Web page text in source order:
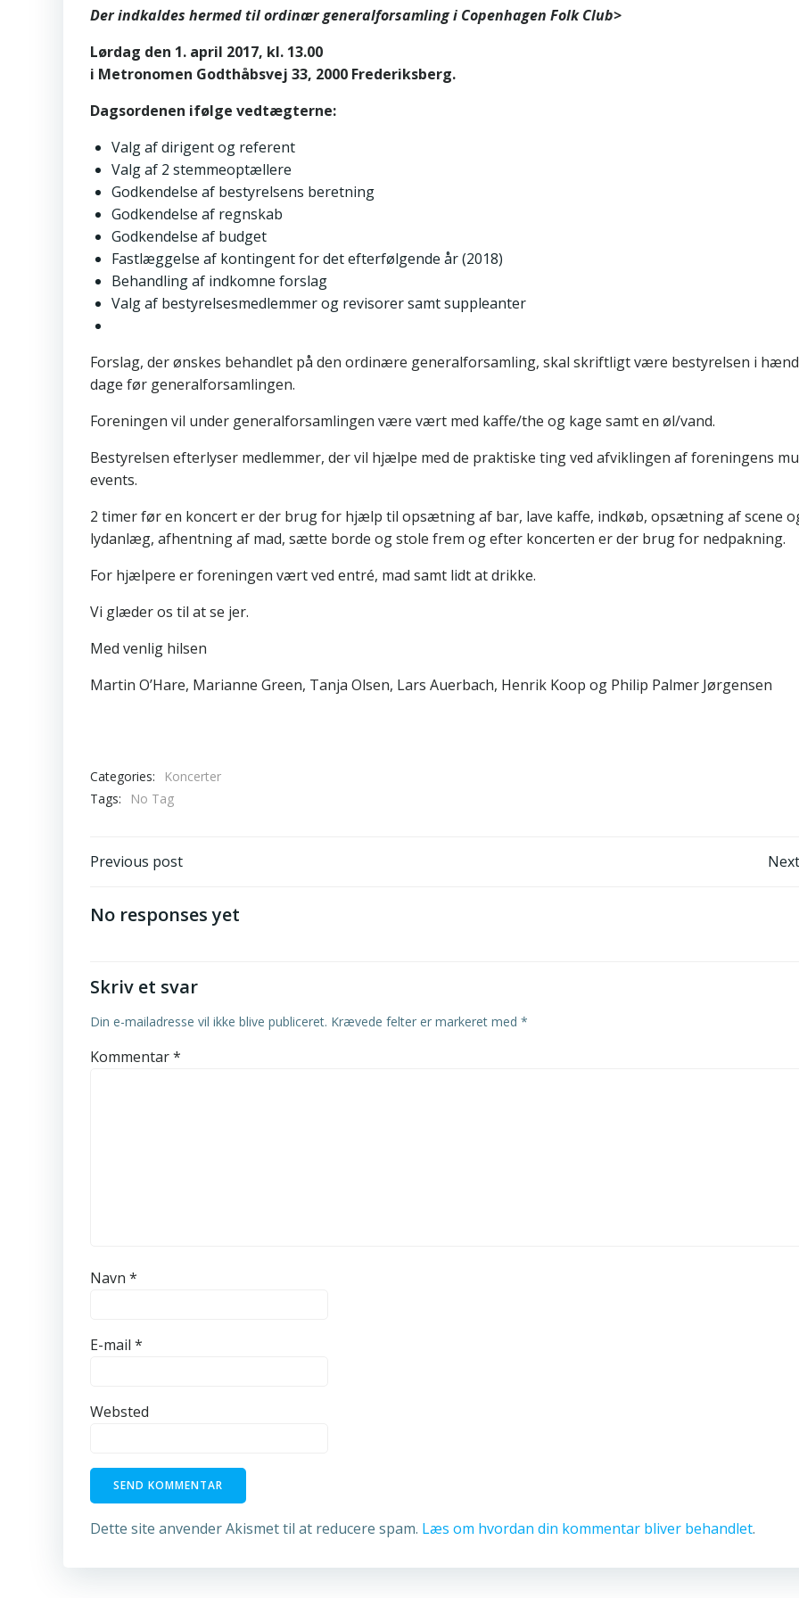
Der indkaldes hermed til ordinær generalforsamling i Copenhagen Folk Club>
Lørdag den 1. april 2017, kl. 13.00
i Metronomen Godthåbsvej 33, 2000 Frederiksberg.
Dagsordenen ifølge vedtægterne:
Valg af dirigent og referent
Valg af 2 stemmeoptællere
Godkendelse af bestyrelsens beretning
Godkendelse af regnskab
Godkendelse af budget
Fastlæggelse af kontingent for det efterfølgende år (2018)
Behandling af indkomne forslag
Valg af bestyrelsesmedlemmer og revisorer samt suppleanter
Forslag, der ønskes behandlet på den ordinære generalforsamling, skal skriftligt være bestyrelsen i
dage før generalforsamlingen.
Foreningen vil under generalforsamlingen være vært med kaffe/the og kage samt en øl/vand.
Bestyrelsen efterlyser medlemmer, der vil hjælpe med de praktiske ting ved afviklingen af foreningens
events.
2 timer før en koncert er der brug for hjælp til opsætning af bar, lave kaffe, indkøb, opsætning af scene
lydanlæg, afhentning af mad, sætte borde og stole frem og efter koncerten er der brug for nedpakning.
For hjælpere er foreningen vært ved entré, mad samt lidt at drikke.
Vi glæder os til at se jer.
Med venlig hilsen
Martin O’Hare, Marianne Green, Tanja Olsen, Lars Auerbach, Henrik Koop og Philip Palmer Jørgensen
Categories:
Koncerter
Tags:
No Tag
Post
navigation
Previous post
No responses yet
Skriv et svar
Din e-mailadresse vil ikke blive publiceret. Krævede felter er markeret med *
Kommentar*
Navn *
E-mail *
Websted
Dette site anvender Akismet til at reducere spam. Læs om hvordan din kommentar bliver behandlet.